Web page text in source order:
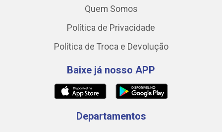
Quem Somos
Política de Privacidade
Política de Troca e Devolução
Baixe já nosso APP
Departamentos